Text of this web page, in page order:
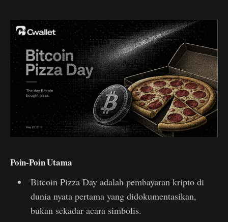
Poin-Poin Utama
Bitcoin Pizza Day adalah pembayaran kripto di
dunia nyata pertama yang didokumentasikan,
bukan sekadar acara simbolis.